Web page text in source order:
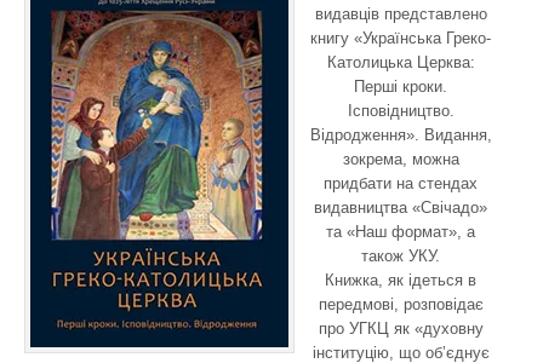
видавців представлено
книгу «Українська Греко-
Католицька Церква:
Перші кроки.
Ісповідництво.
Відродження». Видання,
зокрема, можна
придбати на стендах
видавництва «Свічадо»
та «Наш формат», а
також УКУ.
Книжка, як ідеться в
передмові, розповідає
про УГКЦ як «духовну
інституцію, що об’єднує